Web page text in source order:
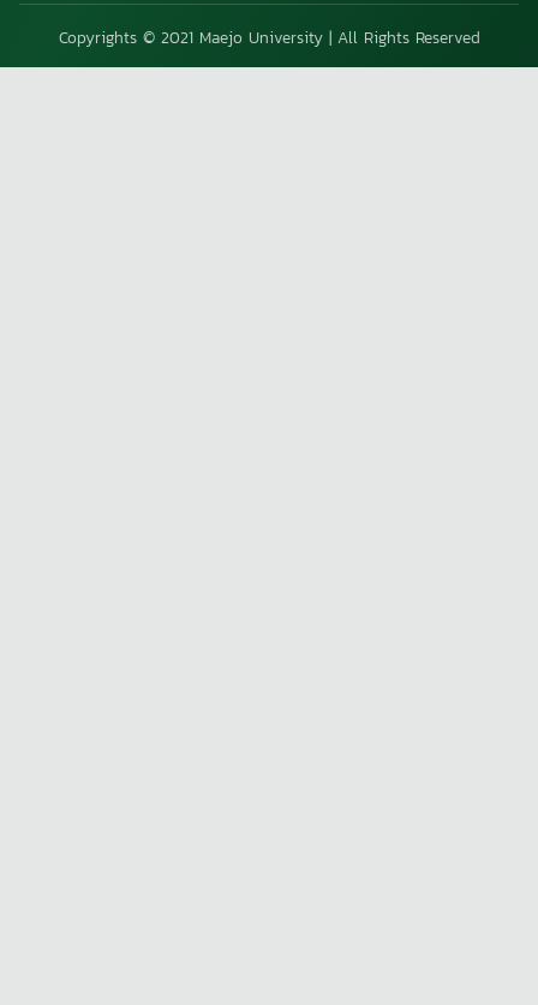
Copyrights © 2021 Maejo University | All Rights Reserved